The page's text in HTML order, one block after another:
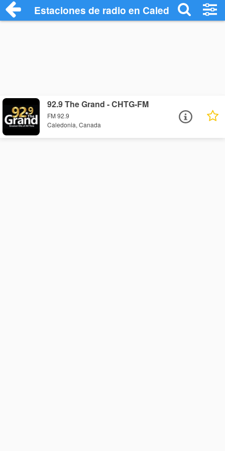
Estaciones de radio en Caledonia -
92.9 The Grand - CHTG-FM
FM 92.9
Caledonia, Canada